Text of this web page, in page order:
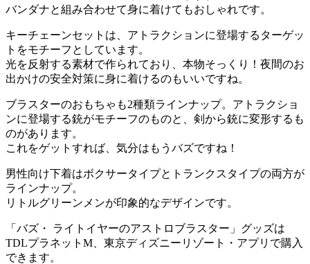
バンダナと組み合わせて身に着けてもおしゃれです。
キーチェーンセットは、アトラクションに登場するターゲッ
トをモチーフとしています。
光を反射する素材で作られており、本物そっくり！夜間のお
出かけの安全対策に身に着けるのもいいですね。
ブラスターのおもちゃも2種類ラインナップ。アトラクショ
ンに登場する銃がモチーフのものと、剣から銃に変形するも
のがあります。
これをゲットすれば、気分はもうバズですね！
男性向け下着はボクサータイプとトランクスタイプの両方が
ラインナップ。
リトルグリーンメンが印象的なデザインです。
「バズ・ ライトイヤーのアストロブラスター」グッズは
TDLプラネットM、東京ディズニーリゾート・アプリで購入
できます。